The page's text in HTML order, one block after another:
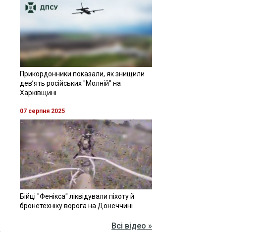
Прикордонники показали, як знищили
девʼять російських "Молній" на
Харківщині
07 серпня 2025
Бійці "Фенікса" ліквідували піхоту й
бронетехніку ворога на Донеччині
Всі відео »